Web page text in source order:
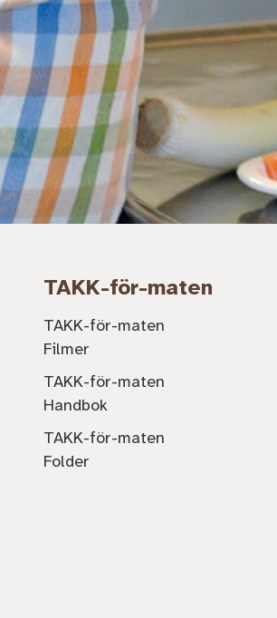
TAKK-för-maten
TAKK-för-maten
Filmer
TAKK-för-maten
Handbok
TAKK-för-maten
Folder